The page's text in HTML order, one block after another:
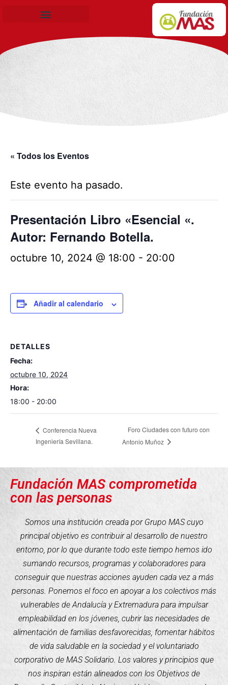
« Todos los Eventos
Este evento ha pasado.
Presentación Libro «Esencial «.
Autor: Fernando Botella.
octubre 10, 2024 @ 18:00 - 20:00
Añadir al calendario
DETALLES
Fecha:
octubre 10, 2024
Hora:
18:00 - 20:00
Conferencia Nueva
Ingeniería Sevillana.
Foro Ciudades con futuro con
Antonio Muñoz
Fundación MAS comprometida
con las personas
Somos una institución creada por Grupo MAS cuyo
principal objetivo es contribuir al desarrollo de nuestro
entorno, por lo que durante todo este tiempo hemos ido
sumando recursos, programas y colaboradores para
conseguir que nuestras acciones ayuden cada vez a más
personas. Ponemos el foco en apoyar a los colectivos más
vulnerables de Andalucía y Extremadura para impulsar
empleabilidad en los jóvenes, cubrir las necesidades de
alimentación de familias desfavorecidas, fomentar hábitos
de vida saludable en la sociedad y el voluntariado
corporativo de MAS Solidario. Los valores y principios que
nos inspiran están alineados con los Objetivos de